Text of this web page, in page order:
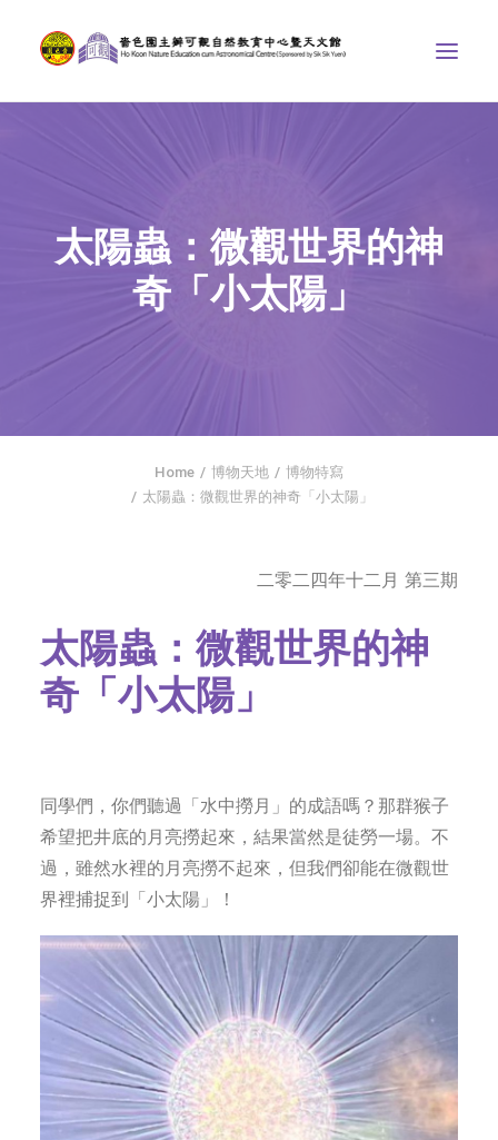
天文館
比賽/專題計劃
聯絡我們
太陽蟲：微觀世界的神
奇「小太陽」‌
Home 博物天地
博物特寫
太陽蟲：微觀世界的神奇「小太陽」‌
二零二四年十二月 第三期
太陽蟲：微觀世界的神
奇「小太陽」‌
同學們，你們聽過「水中撈月」的成語嗎？那群猴子
希望把井底的月亮撈起來，結果當然是徒勞一場。不
過，雖然水裡的月亮撈不起來，但我們卻能在微觀世
界裡捕捉到「小太陽」！